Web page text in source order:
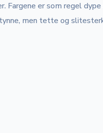
er som regel dype
men tette og